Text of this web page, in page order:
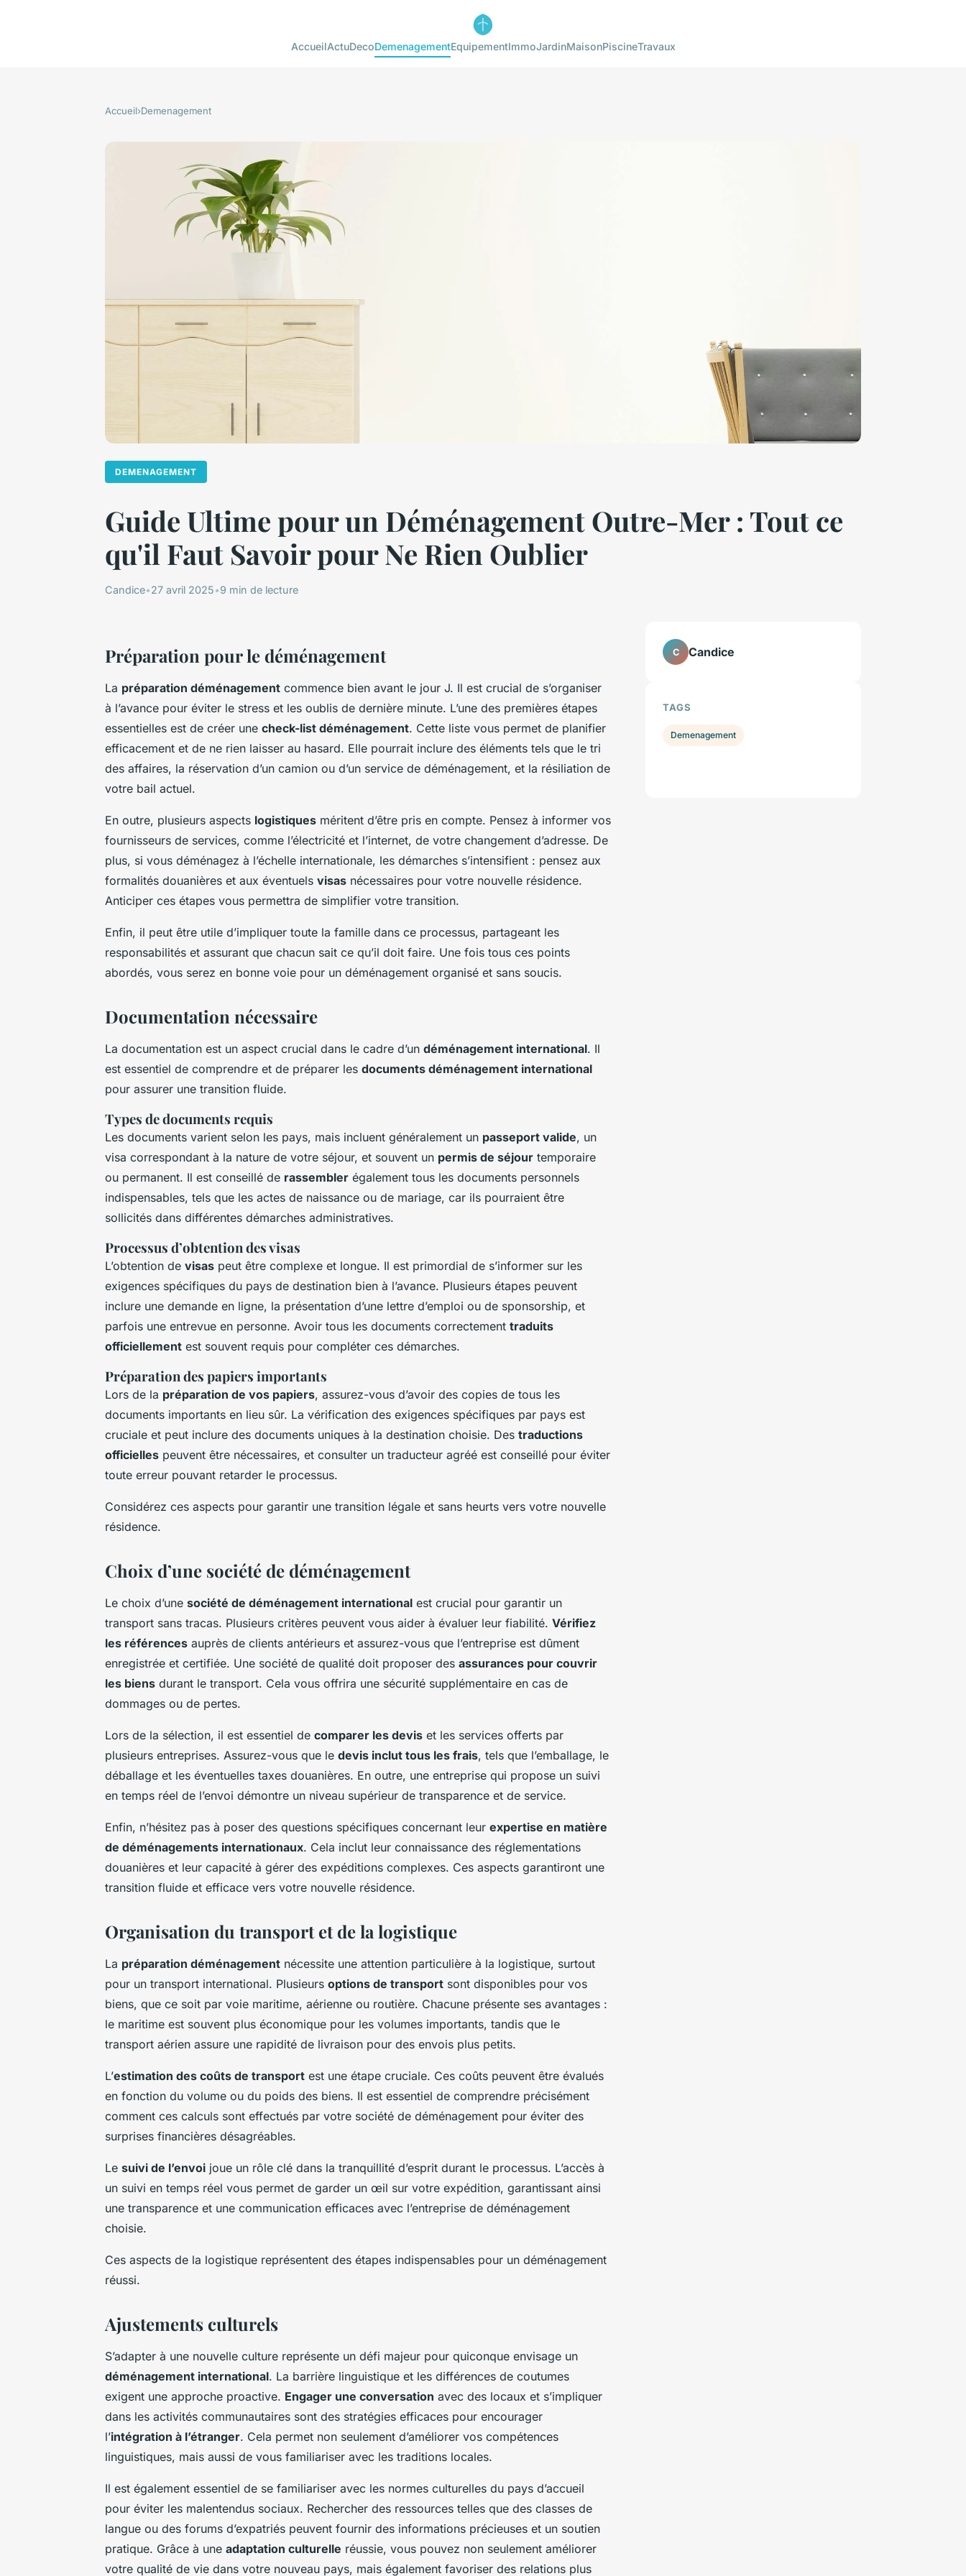
AccueilActuDecoDemenagementEquipementImmoJardinMaisonPiscineTravaux
Accueil›Demenagement
DEMENAGEMENT
Guide Ultime pour un Déménagement Outre-Mer : Tout ce
qu'il Faut Savoir pour Ne Rien Oublier
Candice•27 avril 2025•9 min de lecture
Préparation pour le déménagement
La préparation déménagement commence bien avant le jour J. Il est crucial de s’organiser
à l’avance pour éviter le stress et les oublis de dernière minute. L’une des premières étapes
essentielles est de créer une check-list déménagement. Cette liste vous permet de planifier
efficacement et de ne rien laisser au hasard. Elle pourrait inclure des éléments tels que le tri
des affaires, la réservation d’un camion ou d’un service de déménagement, et la résiliation de
votre bail actuel.
En outre, plusieurs aspects logistiques méritent d’être pris en compte. Pensez à informer vos
fournisseurs de services, comme l’électricité et l’internet, de votre changement d’adresse. De
plus, si vous déménagez à l’échelle internationale, les démarches s’intensifient : pensez aux
formalités douanières et aux éventuels visas nécessaires pour votre nouvelle résidence.
Anticiper ces étapes vous permettra de simplifier votre transition.
Enfin, il peut être utile d’impliquer toute la famille dans ce processus, partageant les
responsabilités et assurant que chacun sait ce qu’il doit faire. Une fois tous ces points
abordés, vous serez en bonne voie pour un déménagement organisé et sans soucis.
Documentation nécessaire
La documentation est un aspect crucial dans le cadre d’un déménagement international. Il
est essentiel de comprendre et de préparer les documents déménagement international
pour assurer une transition fluide.
Types de documents requis
Les documents varient selon les pays, mais incluent généralement un passeport valide, un
visa correspondant à la nature de votre séjour, et souvent un permis de séjour temporaire
ou permanent. Il est conseillé de rassembler également tous les documents personnels
indispensables, tels que les actes de naissance ou de mariage, car ils pourraient être
sollicités dans différentes démarches administratives.
Processus d’obtention des visas
L’obtention de visas peut être complexe et longue. Il est primordial de s’informer sur les
exigences spécifiques du pays de destination bien à l’avance. Plusieurs étapes peuvent
inclure une demande en ligne, la présentation d’une lettre d’emploi ou de sponsorship, et
parfois une entrevue en personne. Avoir tous les documents correctement traduits
officiellement est souvent requis pour compléter ces démarches.
Préparation des papiers importants
Lors de la préparation de vos papiers, assurez-vous d’avoir des copies de tous les
documents importants en lieu sûr. La vérification des exigences spécifiques par pays est
cruciale et peut inclure des documents uniques à la destination choisie. Des traductions
officielles peuvent être nécessaires, et consulter un traducteur agréé est conseillé pour éviter
toute erreur pouvant retarder le processus.
Considérez ces aspects pour garantir une transition légale et sans heurts vers votre nouvelle
résidence.
Choix d’une société de déménagement
Le choix d’une société de déménagement international est crucial pour garantir un
transport sans tracas. Plusieurs critères peuvent vous aider à évaluer leur fiabilité. Vérifiez
les références auprès de clients antérieurs et assurez-vous que l’entreprise est dûment
enregistrée et certifiée. Une société de qualité doit proposer des assurances pour couvrir
les biens durant le transport. Cela vous offrira une sécurité supplémentaire en cas de
dommages ou de pertes.
Lors de la sélection, il est essentiel de comparer les devis et les services offerts par
plusieurs entreprises. Assurez-vous que le devis inclut tous les frais, tels que l’emballage, le
déballage et les éventuelles taxes douanières. En outre, une entreprise qui propose un suivi
en temps réel de l’envoi démontre un niveau supérieur de transparence et de service.
Enfin, n’hésitez pas à poser des questions spécifiques concernant leur expertise en matière
de déménagements internationaux. Cela inclut leur connaissance des réglementations
douanières et leur capacité à gérer des expéditions complexes. Ces aspects garantiront une
transition fluide et efficace vers votre nouvelle résidence.
Organisation du transport et de la logistique
La préparation déménagement nécessite une attention particulière à la logistique, surtout
pour un transport international. Plusieurs options de transport sont disponibles pour vos
biens, que ce soit par voie maritime, aérienne ou routière. Chacune présente ses avantages :
le maritime est souvent plus économique pour les volumes importants, tandis que le
transport aérien assure une rapidité de livraison pour des envois plus petits.
L’estimation des coûts de transport est une étape cruciale. Ces coûts peuvent être évalués
en fonction du volume ou du poids des biens. Il est essentiel de comprendre précisément
comment ces calculs sont effectués par votre société de déménagement pour éviter des
surprises financières désagréables.
Le suivi de l’envoi joue un rôle clé dans la tranquillité d’esprit durant le processus. L’accès à
un suivi en temps réel vous permet de garder un œil sur votre expédition, garantissant ainsi
une transparence et une communication efficaces avec l’entreprise de déménagement
choisie.
Ces aspects de la logistique représentent des étapes indispensables pour un déménagement
réussi.
Ajustements culturels
S’adapter à une nouvelle culture représente un défi majeur pour quiconque envisage un
déménagement international. La barrière linguistique et les différences de coutumes
exigent une approche proactive. Engager une conversation avec des locaux et s’impliquer
dans les activités communautaires sont des stratégies efficaces pour encourager
l’intégration à l’étranger. Cela permet non seulement d’améliorer vos compétences
linguistiques, mais aussi de vous familiariser avec les traditions locales.
Il est également essentiel de se familiariser avec les normes culturelles du pays d’accueil
pour éviter les malentendus sociaux. Rechercher des ressources telles que des classes de
langue ou des forums d’expatriés peuvent fournir des informations précieuses et un soutien
pratique. Grâce à une adaptation culturelle réussie, vous pouvez non seulement améliorer
votre qualité de vie dans votre nouveau pays, mais également favoriser des relations plus
C Candice
TAGS
Demenagement